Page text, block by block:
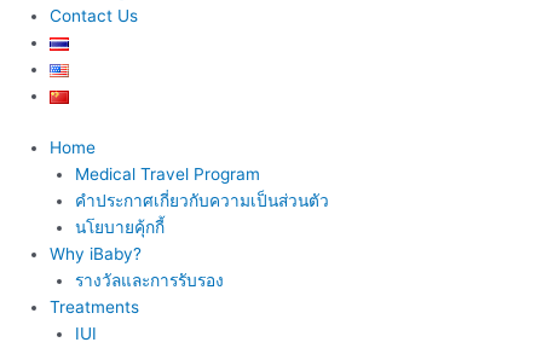
Contact Us
Home
Medical Travel Program
คำประกาศเกี่ยวกับความเป็นส่วนตัว
นโยบายคุ้กกี้
Why iBaby?
รางวัลและการรับรอง
Treatments
IUI